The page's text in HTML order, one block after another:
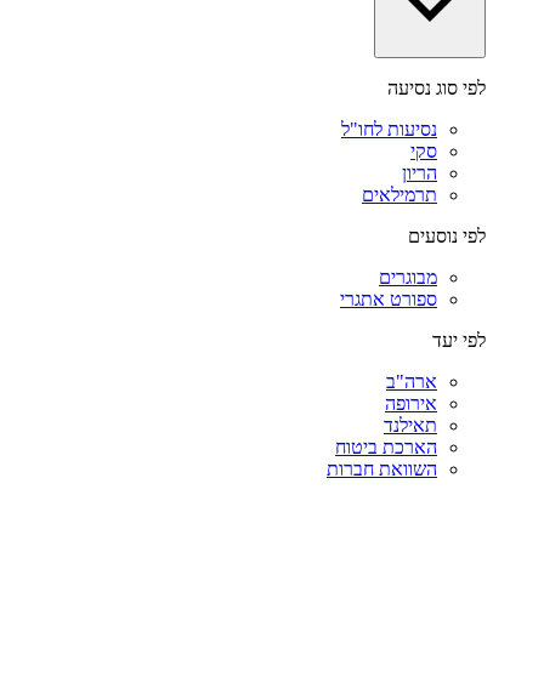
לפי סוג נסיעה
נסיעות לחו"ל
סקי
הריון
תרמילאים
לפי נוסעים
מבוגרים
ספורט אתגרי
לפי יעד
ארה"ב
אירופה
תאילנד
הארכת ביטוח
השוואת חברות